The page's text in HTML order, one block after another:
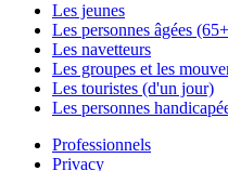
Les jeunes
Les personnes âgées
Les navetteurs
Les groupes et les
Les touristes (d'un jour)
Les personnes
Professionnels
Privacy